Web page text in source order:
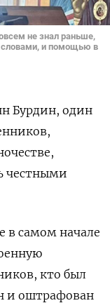
не знал раньше,
и помощью в
Бурдин, один
честными
в самом начале
кто был
и оштрафован